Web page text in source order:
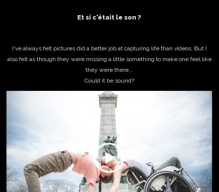
Et si c'était le son ?
I've always felt pictures did a better job at capturing life than videos. But I
also felt as though they were missing a little something to make one feel like
they were there...
Could it be sound?